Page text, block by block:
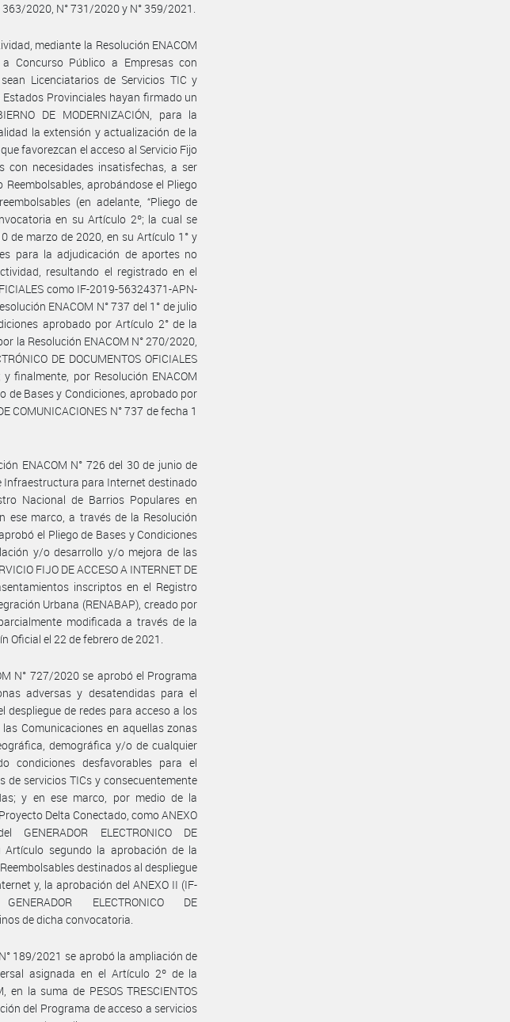
2020, N° 731/2020 y N° 359/2021.
mediante la Resolución ENACOM
Concurso Público a Empresas con
Licenciatarios de Servicios TIC y
Provinciales hayan firmado un
DE MODERNIZACIÓN, para la
la extensión y actualización de la
favorezcan el acceso al Servicio Fijo
necesidades insatisfechas, a ser
aprobándose el Pliego
(en adelante, “Pliego de
en su Artículo 2º; la cual se
de marzo de 2020, en su Artículo 1° y
para la adjudicación de aportes no
resultando el registrado en el
como IF-2019-56324371-APN-
ENACOM N° 737 del 1° de julio
aprobado por Artículo 2° de la
la Resolución ENACOM N° 270/2020,
DE DOCUMENTOS OFICIALES
finalmente, por Resolución ENACOM
de Bases y Condiciones, aprobado por
COMUNICACIONES N° 737 de fecha 1
ENACOM N° 726 del 30 de junio de
Infraestructura para Internet destinado
Nacional de Barrios Populares en
ese marco, a través de la Resolución
el Pliego de Bases y Condiciones
y/o desarrollo y/o mejora de las
FIJO DE ACCESO A INTERNET DE
inscriptos en el Registro
Urbana (RENABAP), creado por
modificada a través de la
Oficial el 22 de febrero de 2021.
N° 727/2020 se aprobó el Programa
adversas y desatendidas para el
despliegue de redes para acceso a los
Comunicaciones en aquellas zonas
demográfica y/o de cualquier
condiciones desfavorables para el
de servicios TICs y consecuentemente
y en ese marco, por medio de la
Delta Conectado, como ANEXO
GENERADOR ELECTRONICO DE
Artículo segundo la aprobación de la
destinados al despliegue
y, la aprobación del ANEXO II (IF-
ELECTRONICO DE
de dicha convocatoria.
189/2021 se aprobó la ampliación de
asignada en el Artículo 2º de la
en la suma de PESOS TRESCIENTOS
del Programa de acceso a servicios